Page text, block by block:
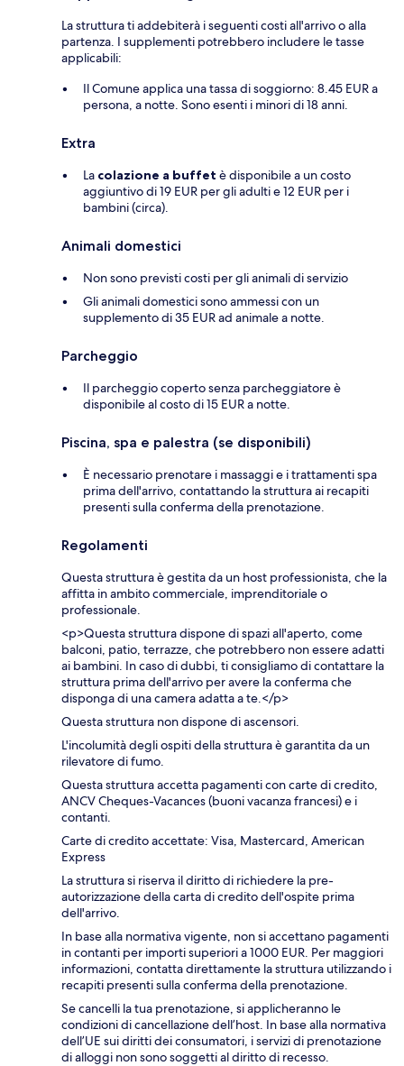
La struttura ti addebiterà i seguenti costi all'arrivo o alla
partenza. I supplementi potrebbero includere le tasse
applicabili:
Il Comune applica una tassa di soggiorno: 8.45 EUR a
persona, a notte. Sono esenti i minori di 18 anni.
Extra
La colazione a buffet è disponibile a un costo
aggiuntivo di 19 EUR per gli adulti e 12 EUR per i
bambini (circa).
Animali domestici
Non sono previsti costi per gli animali di servizio
Gli animali domestici sono ammessi con un
supplemento di 35 EUR ad animale a notte.
Parcheggio
Il parcheggio coperto senza parcheggiatore è
disponibile al costo di 15 EUR a notte.
Piscina, spa e palestra (se disponibili)
È necessario prenotare i massaggi e i trattamenti spa
prima dell'arrivo, contattando la struttura ai recapiti
presenti sulla conferma della prenotazione.
Regolamenti
Questa struttura è gestita da un host professionista, che la
affitta in ambito commerciale, imprenditoriale o
professionale.
<p>Questa struttura dispone di spazi all'aperto, come
balconi, patio, terrazze, che potrebbero non essere adatti
ai bambini. In caso di dubbi, ti consigliamo di contattare la
struttura prima dell'arrivo per avere la conferma che
disponga di una camera adatta a te.</p>
Questa struttura non dispone di ascensori.
L'incolumità degli ospiti della struttura è garantita da un
rilevatore di fumo.
Questa struttura accetta pagamenti con carte di credito,
ANCV Cheques-Vacances (buoni vacanza francesi) e i
contanti.
Carte di credito accettate: Visa, Mastercard, American
Express
La struttura si riserva il diritto di richiedere la pre-
autorizzazione della carta di credito dell'ospite prima
dell'arrivo.
In base alla normativa vigente, non si accettano pagamenti
in contanti per importi superiori a 1000 EUR. Per maggiori
informazioni, contatta direttamente la struttura utilizzando i
recapiti presenti sulla conferma della prenotazione.
Se cancelli la tua prenotazione, si applicheranno le
condizioni di cancellazione dell’host. In base alla normativa
dell’UE sui diritti dei consumatori, i servizi di prenotazione
di alloggi non sono soggetti al diritto di recesso.